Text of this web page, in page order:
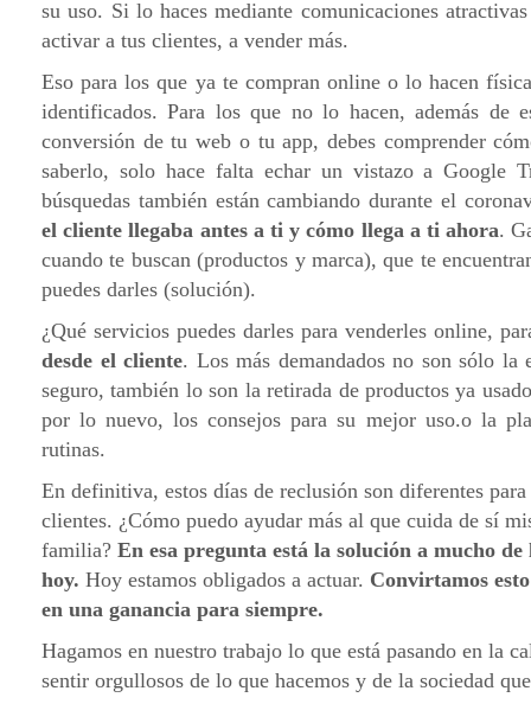
su uso. Si lo haces mediante comunicaciones
activar a tus clientes, a vender más.
Eso para los que ya te compran online o lo hacen
identificados. Para los que no lo hacen, además de
conversión de tu web o tu app, debes comprender
saberlo, solo hace falta echar un vistazo a Google
búsquedas también están cambiando durante el
el cliente llegaba antes a ti y cómo llega a ti ahora.
cuando te buscan (productos y marca), que te
puedes darles (solución).
¿Qué servicios puedes darles para venderles online,
desde el cliente. Los más demandados no son sólo la
seguro, también lo son la retirada de productos ya
por lo nuevo, los consejos para su mejor uso.o la
rutinas.
En definitiva, estos días de reclusión son diferentes
clientes. ¿Cómo puedo ayudar más al que cuida de sí
familia? En esa pregunta está la solución a mucho de
hoy. Hoy estamos obligados a actuar. Convirtamos
en una ganancia para siempre.
Hagamos en nuestro trabajo lo que está pasando en la
sentir orgullosos de lo que hacemos y de la sociedad